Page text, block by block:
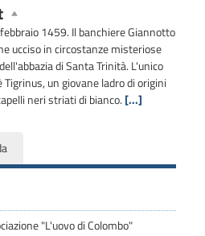
1459. Il banchiere Giannotto
ucciso in circostanze misteriose
di Santa Trinità. L'unico
un giovane ladro di origini
neri striati di bianco. [...]
"L'uovo di Colombo"